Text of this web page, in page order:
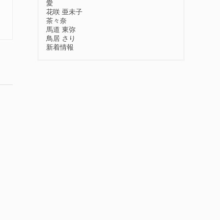
愛
花咲 亜未子
茶々奈
馬道 東弥
鳥居 さり
新着情報